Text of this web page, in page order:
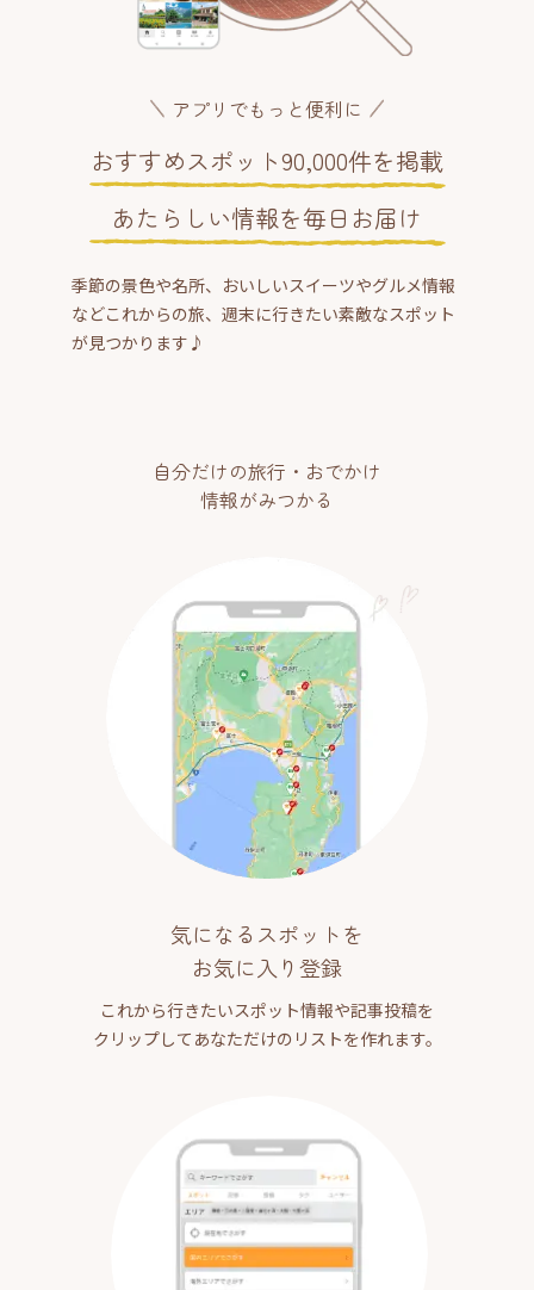
アプリでもっと便利に
おすすめスポット90,000件を掲載
あたらしい情報を毎日お届け
季節の景色や名所、おいしいスイーツやグルメ情報
などこれからの旅、週末に行きたい素敵なスポット
が見つかります♪
自分だけの旅行・おでかけ
情報がみつかる
気になるスポットを
お気に入り登録
これから行きたいスポット情報や記事投稿を
クリップしてあなただけのリストを作れます。